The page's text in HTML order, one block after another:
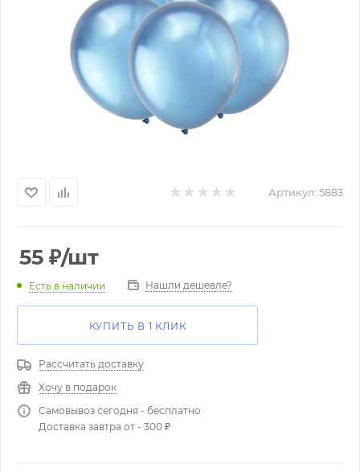
Артикул: 5883
55 ₽/шт
Есть в наличии Нашли дешевле?
КУПИТЬ В 1 КЛИК
Рассчитать доставку
Хочу в подарок
Самовывоз сегодня - бесплатно
Доставка завтра от - 300 ₽